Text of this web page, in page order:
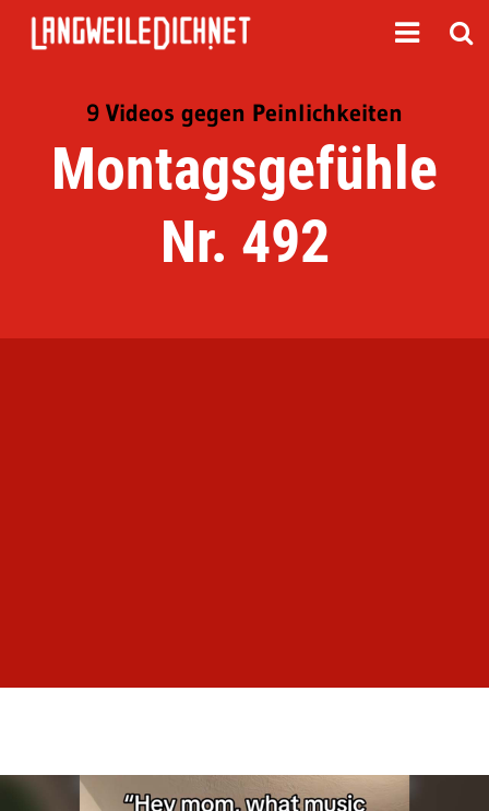
9 Videos gegen Peinlichkeiten
Montagsgefühle
Nr. 492